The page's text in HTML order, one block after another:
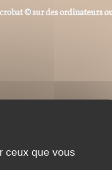
© sur des ordinateurs
ceux que vous